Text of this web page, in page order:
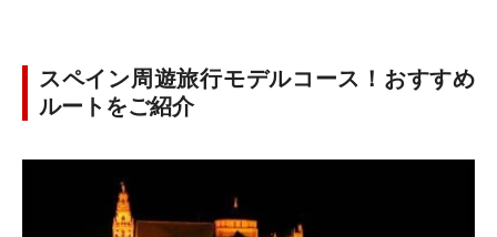
スペイン周遊旅行モデルコース！おすすめ
ルートをご紹介